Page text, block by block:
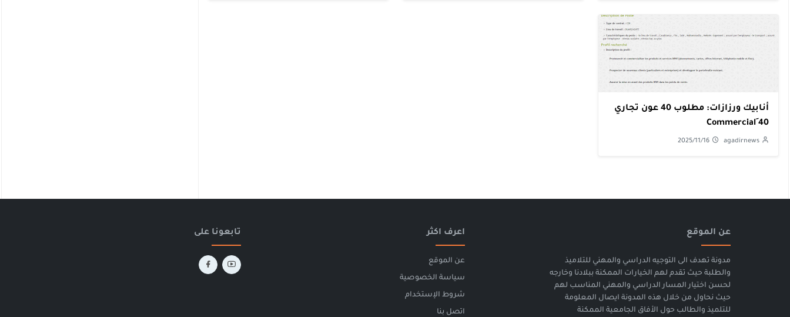
أنابيك ورزازات: مطلوب 40 عون تجاري
40 ِCommercial
agadirnews
2025/11/16
عن الموقع
مدونة تهدف الى التوجيه الدراسي والمهني للتلاميذ
والطلبة حيث تقدم لهم الخيارات الممكنة ببلادنا وخارجه
لحسن اختيار المسار الدراسي والمهني المناسب لهم
حيث نحاول من خلال هذه المدونة ايصال المعلومة
للتلميذ والطالب حول الأفاق الجامعية الممكنة
اعرف اكثر
عن الموقع
سياسة الخصوصية
شروط الإستخدام
اتصل بنا
تابعونا على